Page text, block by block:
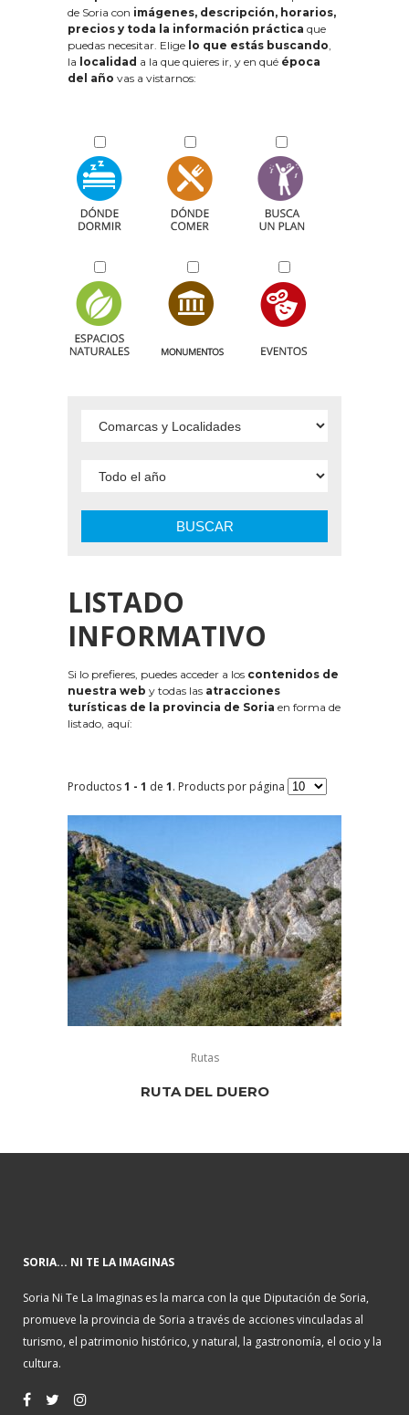
de Soria con imágenes, descripción, horarios,
precios y toda la información práctica que
puedas necesitar. Elige lo que estás buscando,
la localidad a la que quieres ir, y en qué época
del año vas a vistarnos:
BUSCAR
LISTADO
INFORMATIVO
Si lo prefieres, puedes acceder a los contenidos de
nuestra web y todas las atracciones
turísticas de la provincia de Soria en forma de
listado, aquí:
Productos1 - 1 de 1. Products por página
Rutas
RUTA DEL DUERO
SORIA... NI TE LA IMAGINAS
Soria Ni Te La Imaginas es la marca con la que Diputación de Soria,
promueve la provincia de Soria a través de acciones vinculadas al
turismo, el patrimonio histórico, y natural, la gastronomía, el ocio y la
cultura.